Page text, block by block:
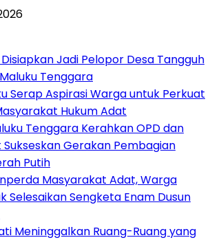
Jadi Pelopor Desa Tangguh
Tenggara
Serap Aspirasi Warga untuk Perkuat
Hukum Adat
Tenggara Kerahkan OPD dan
Gerakan Pembagian
Putih
Masyarakat Adat, Warga
Selesaikan Sengketa Enam Dusun
Meninggalkan Ruang-Ruang yang